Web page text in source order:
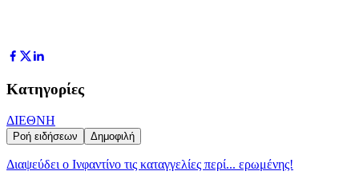
Κατηγορίες
ΔΙΕΘΝΗ
Ροή ειδήσεων Δημοφιλή
Διαψεύδει ο Ινφαντίνο τις καταγγελίες περί... ερωμένης!